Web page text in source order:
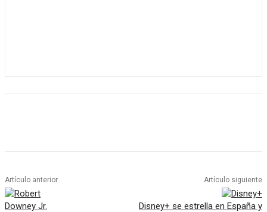
Artículo anterior Artículo siguiente
Disney+ se estrella en España y